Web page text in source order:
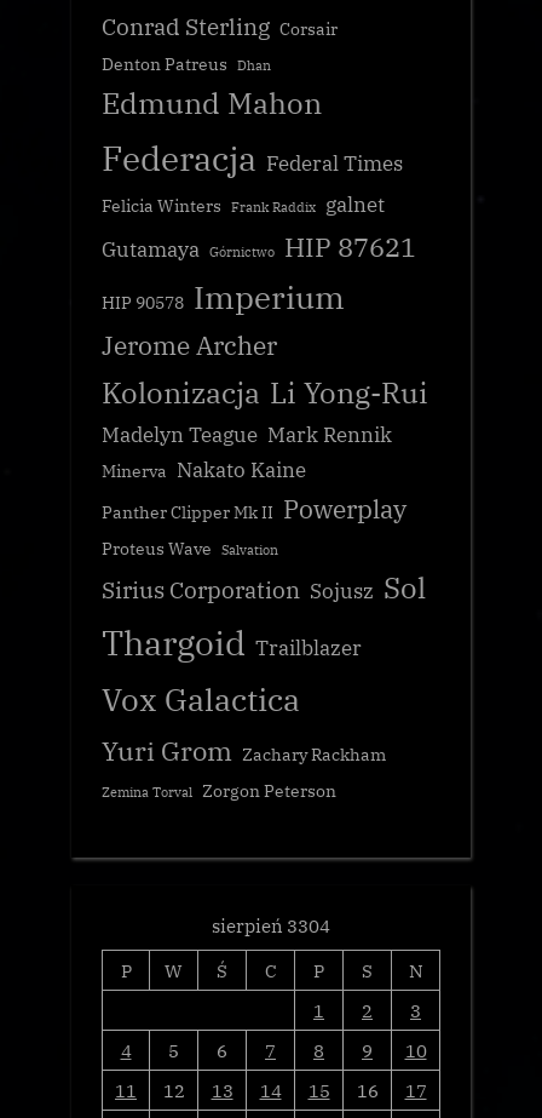
Conrad Sterling Corsair
Denton Patreus
Dhan
Edmund Mahon
Federacja Federal Times
Felicia Winters Frank Raddix
galnet
Gutamaya Górnictwo HIP 87621
HIP 90578 Imperium
Jerome Archer
Kolonizacja Li Yong-Rui
Madelyn Teague Mark Rennik
Minerva Nakato Kaine
Panther Clipper Mk II Powerplay
Proteus Wave Salvation
Sirius Corporation Sojusz Sol
Thargoid Trailblazer
Vox Galactica
Yuri Grom Zachary Rackham
Zemina Torval Zorgon Peterson
sierpień 3304
P
W Ś C P S
N
1
2
3
4
5 6 7 8 9
10
11
12 13 14 15 16 17